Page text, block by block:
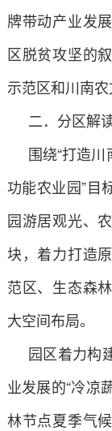
牌带动产业发
区脱贫攻坚的
示范区和川南农
二．分区解读
围绕“打造
功能农业园”目
园游居观光、
块，着力打造
范区、生态森
大空间布局。
园区着力构
业发展的“冷凉
林节点夏季气